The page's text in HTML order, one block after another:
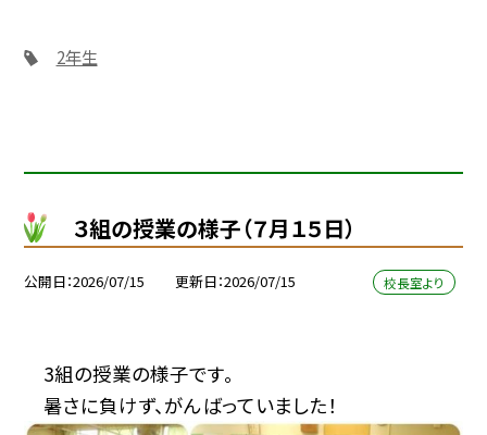
2年生
３組の授業の様子（７月１５日）
公開日 2026/07/15 更新日 2026/07/15 校長室より
3組の授業の様子です。
暑さに負けず、がんばっていました！